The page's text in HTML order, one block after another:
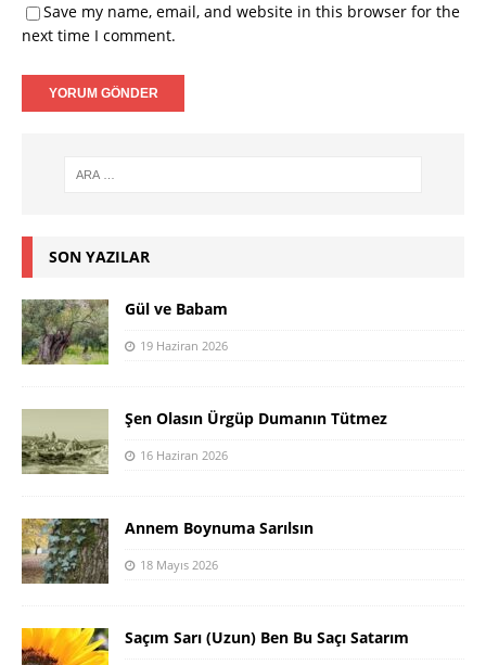
Save my name, email, and website in this browser for the
next time I comment.
SON YAZILAR
Gül ve Babam
19 Haziran 2026
Şen Olasın Ürgüp Dumanın Tütmez
16 Haziran 2026
Annem Boynuma Sarılsın
18 Mayıs 2026
Saçım Sarı (Uzun) Ben Bu Saçı Satarım